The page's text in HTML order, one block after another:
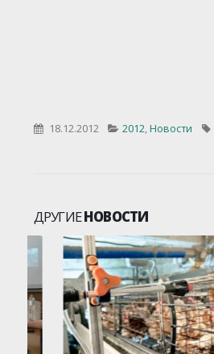
18.12.2012 2012,Новости
ДРУГИЕНОВОСТИ